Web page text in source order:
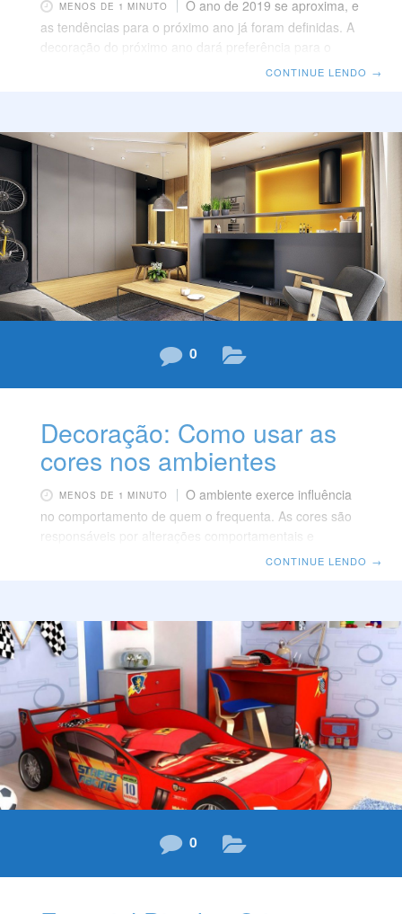
MENOS DE 1 MINUTO
O ano de 2019 se aproxima, e
as tendências para o próximo ano já foram definidas. A
decoração do próximo ano dará preferência para o
aconchego e para referências da natureza. Conheça
da natureza, pretendem transformar os ambientes em
espaços confortáveis, para o corpo e a para a vista.
Elas poderão elementos como tapetes, espelhos e
CONTINUE LENDO →
0
Decoração: Como usar as
cores nos ambientes
MENOS DE 1 MINUTO
O ambiente exerce influência
no comportamento de quem o frequenta. As cores são
responsáveis por alterações comportamentais e
influencia no bem-estar e na produtividade. Para um
passo é avaliar o estilo do ambiente. Analise a
dimensão do espaço, a iluminação, a sua função e a
personalidade do morador. Entender a teoria cromática
e as
CONTINUE LENDO →
0